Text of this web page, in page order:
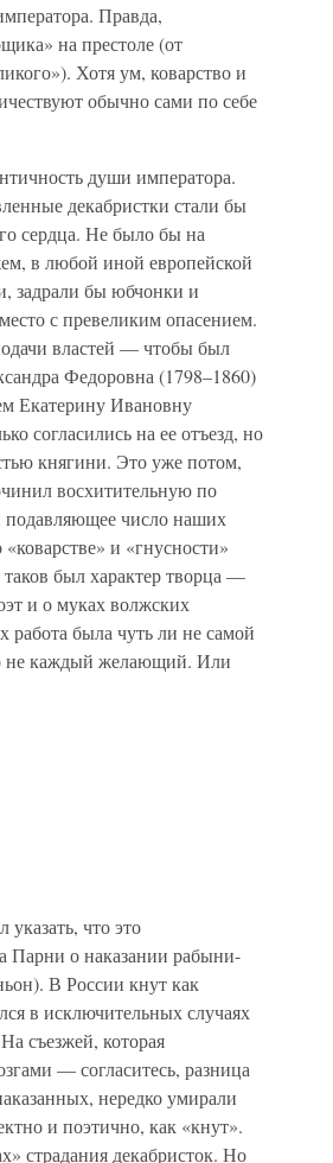
Правда,
на престоле (от
Хотя ум, коварство и
обычно сами по себе
души императора.
декабристки стали бы
сердца. Не было бы на
в любой иной европейской
задрали бы юбчонки и
с превеликим опасением.
властей — чтобы был
Федоровна (1798–1860)
Екатерину Ивановну
согласились на ее отъезд, но
княгини. Это уже потом,
восхитительную по
подавляющее число наших
и «гнусности»
был характер творца —
и о муках волжских
работа была чуть ли не самой
не каждый желающий. Или
что это
Парни о наказании рабыни-
В России кнут как
в исключительных случаях
съезжей, которая
— согласитесь, разница
нередко умирали
и поэтично, как «кнут».
страдания декабристок. Но